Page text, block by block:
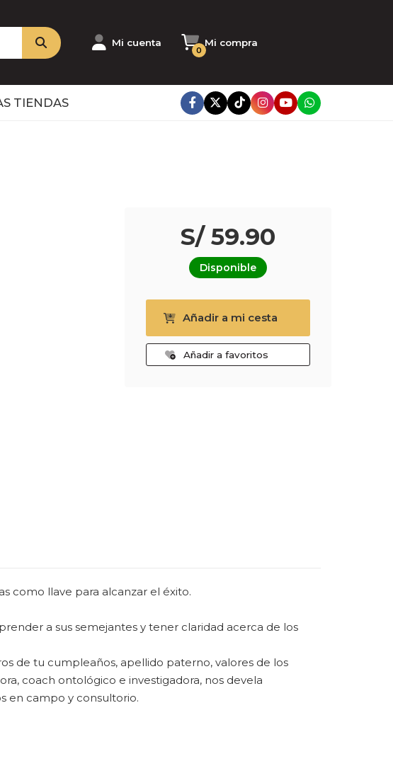
Mi cuenta Mi compra
0
TIENDAS
S/ 59.90
Disponible
Añadir a mi cesta
Añadir a favoritos
como llave para alcanzar el éxito.
a sus semejantes y tener claridad acerca de los
de tu cumpleaños, apellido paterno, valores de los
coach ontológico e investigadora, nos devela
en campo y consultorio.